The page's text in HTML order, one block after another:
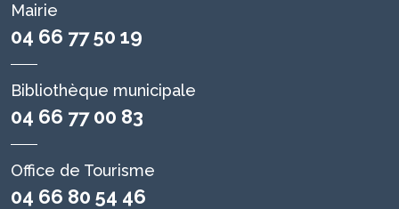
Mairie
04 66 77 50 19
Bibliothèque municipale
04 66 77 00 83
Office de Tourisme
04 66 80 54 46